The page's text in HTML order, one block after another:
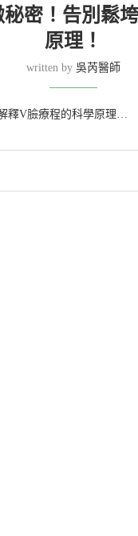
密！告別鬆
原理！
written by 吳芮醫師
釋V臉療程的科學原理…